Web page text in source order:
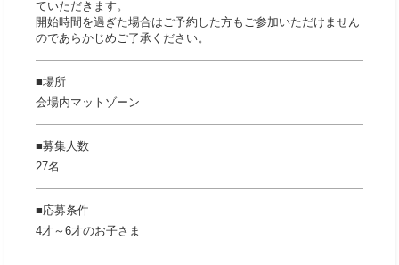
ていただきます。
開始時間を過ぎた場合はご予約した方もご参加いただけません
のであらかじめご了承ください。
場所
会場内マットゾーン
募集人数
27名
応募条件
4才～6才のお子さま